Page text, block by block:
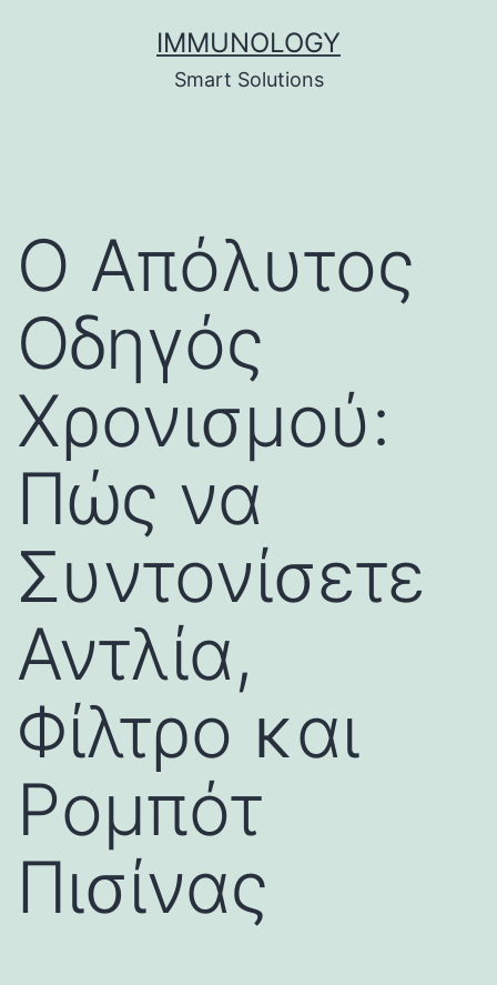
IMMUNOLOGY
Smart Solutions
Ο Απόλυτος
Οδηγός
Χρονισμού:
Πώς να
Συντονίσετε
Αντλία,
Φίλτρο και
Ρομπότ
Πισίνας